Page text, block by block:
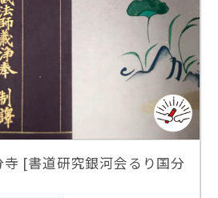
[書道研究銀河会るり国分